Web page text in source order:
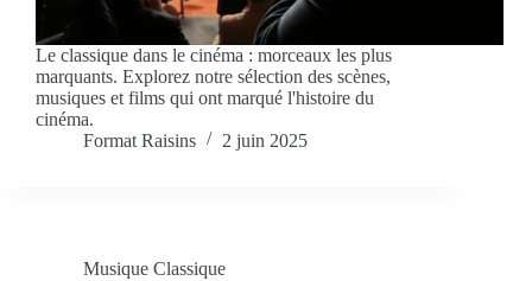
Le classique dans le cinéma : morceaux les plus
marquants. Explorez notre sélection des scènes,
musiques et films qui ont marqué l'histoire du
cinéma.
Format Raisins
2 juin 2025
Musique Classique